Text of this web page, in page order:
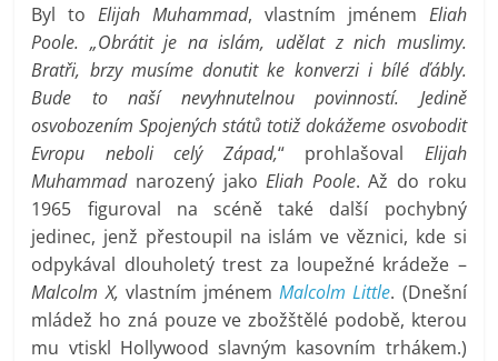
Byl toElijah Muhammad, vlastním jménem Eliah
Poole. „Obrátit je na islám, udělat z nich muslimy.
Bratři, brzy musíme donutit ke konverzi i bílé ďábly.
Bude to naší nevyhnutelnou povinností. Jedině
osvobozením Spojených států totiž dokážeme osvobodit
Evropu neboli celý Západ,“ prohlašoval Elijah
Muhammadnarozený jakoEliah Poole. Až do roku
1965 figuroval na scéně také další pochybný
jedinec, jenž přestoupil na islám ve věznici, kde si
odpykával dlouholetý trest za loupežné krádeže –
Malcolm X, vlastním jménemMalcolm Little. (Dnešní
mládež ho zná pouze ve zbožštělé podobě, kterou
mu vtiskl Hollywood slavným kasovním trhákem.)